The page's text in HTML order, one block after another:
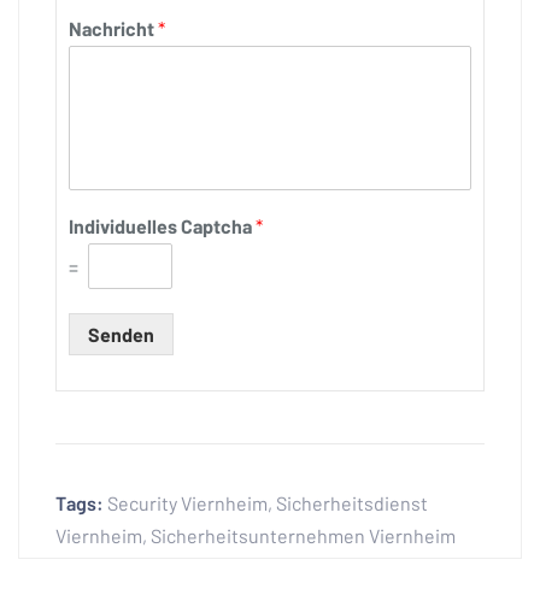
Nachricht*
Individuelles Captcha*
=
Senden
Tags: Security Viernheim, Sicherheitsdienst
Viernheim, Sicherheitsunternehmen Viernheim